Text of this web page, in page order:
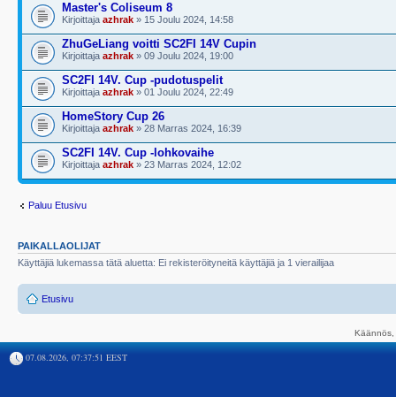
Master's Coliseum 8
Kirjoittaja azhrak » 15 Joulu 2024, 14:58
ZhuGeLiang voitti SC2FI 14V Cupin
Kirjoittaja azhrak » 09 Joulu 2024, 19:00
SC2FI 14V. Cup -pudotuspelit
Kirjoittaja azhrak » 01 Joulu 2024, 22:49
HomeStory Cup 26
Kirjoittaja azhrak » 28 Marras 2024, 16:39
SC2FI 14V. Cup -lohkovaihe
Kirjoittaja azhrak » 23 Marras 2024, 12:02
Paluu Etusivu
PAIKALLAOLIJAT
Käyttäjiä lukemassa tätä aluetta: Ei rekisteröityneitä käyttäjiä ja 1 vierailijaa
Etusivu
07.08.2026, 07:37:51 EEST